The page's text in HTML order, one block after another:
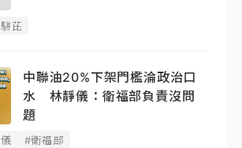
芘
中聯油20%下架門檻淪政治口
水 林靜儀：衛福部負責沒問
題
#衛福部